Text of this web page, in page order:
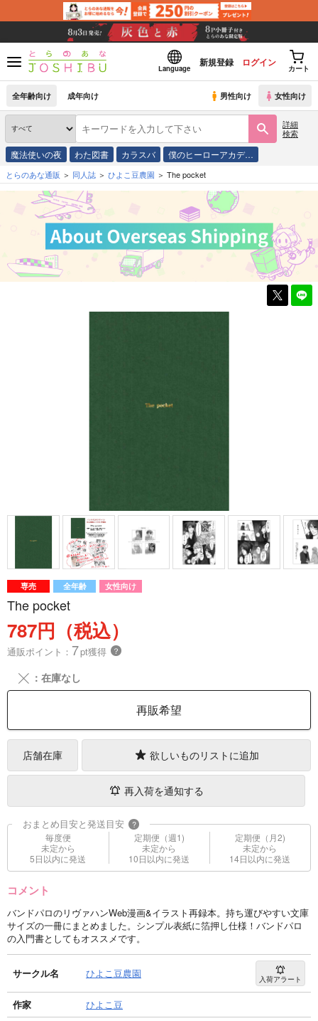
Language
新規登録 ログイン
カート
全年齢向け 成年向け 男性向け 女性向け
詳細
検索
魔法使いの夜 わた図書 カラスバ 僕のヒーローアカデ…
とらのあな通販 同人誌 ひよこ豆農園 The pocket
専売 全年齢 女性向け
The pocket
787円（税込）
通販ポイント： 7pt獲得 ？
╳ ：在庫なし
再販希望
店舗在庫 欲しいものリストに追加
再入荷を通知する
おまとめ目安と発送目安 ?
毎度便
未定から
5日以内に発送
定期便（週1)
未定から
10日以内に発送
定期便（月2)
未定から
14日以内に発送
コメント
バンドパロのリヴァハンWeb漫画&イラスト再録本。持ち運びやすい文庫
サイズの一冊にまとめました。シンプル表紙に箔押し仕様！バンドパロ
の入門書としてもオススメです。
サークル名 ひよこ豆農園 入荷アラート
作家
ひよこ豆